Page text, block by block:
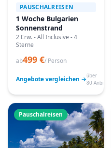
PAUSCHALREISEN
1 Woche Bulgarien
Sonnenstrand
2 Erw. - All Inclusive - 4
Sterne
ab499 €/ Person
Angebote vergleichen →über
80 Anbieter
Pauschalreisen